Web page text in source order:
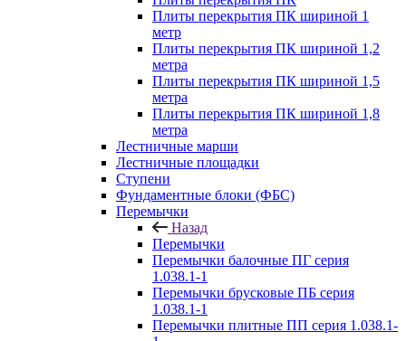
Плиты перекрытия ПК шириной 1
метр
Плиты перекрытия ПК шириной 1,2
метра
Плиты перекрытия ПК шириной 1,5
метра
Плиты перекрытия ПК шириной 1,8
метра
Лестничные марши
Лестничные площадки
Ступени
Фундаментные блоки (ФБС)
Перемычки
Назад
Перемычки
Перемычки балочные ПГ серия
1.038.1-1
Перемычки брусковые ПБ серия
1.038.1-1
Перемычки плитные ПП серия 1.038.1-